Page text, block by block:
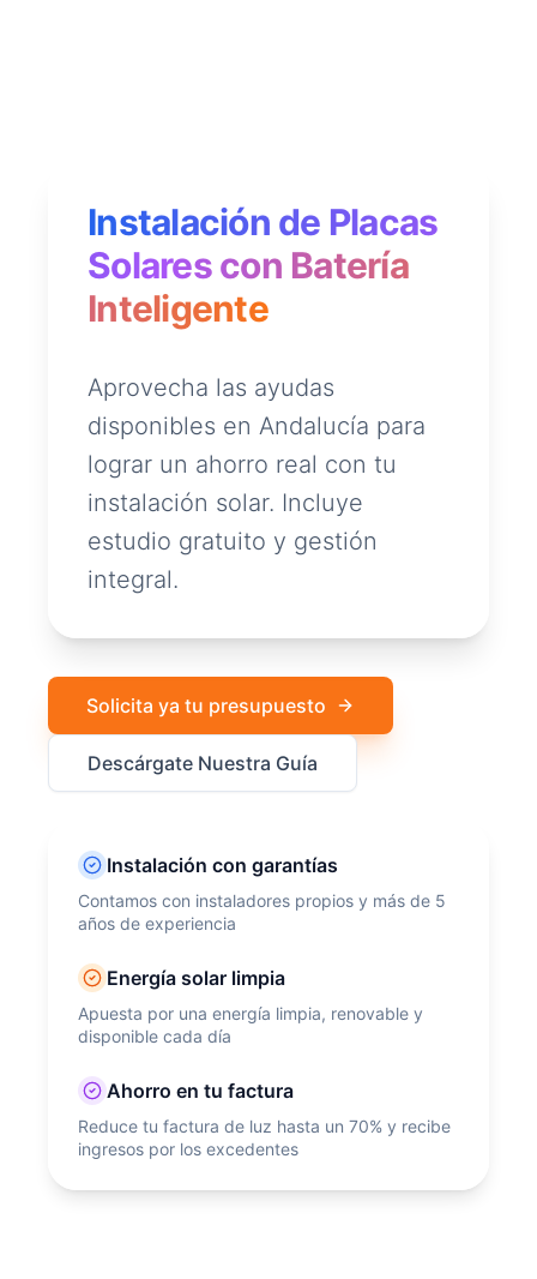
Instalación de Placas
Solares con Batería
Inteligente
Aprovecha las ayudas
disponibles en Andalucía para
lograr un ahorro real con tu
instalación solar. Incluye
estudio gratuito y gestión
integral.
Solicita ya tu presupuesto
Descárgate Nuestra Guía
Instalación con garantías
Contamos con instaladores propios y más de 5
años de experiencia
Energía solar limpia
Apuesta por una energía limpia, renovable y
disponible cada día
Ahorro en tu factura
Reduce tu factura de luz hasta un 70% y recibe
ingresos por los excedentes